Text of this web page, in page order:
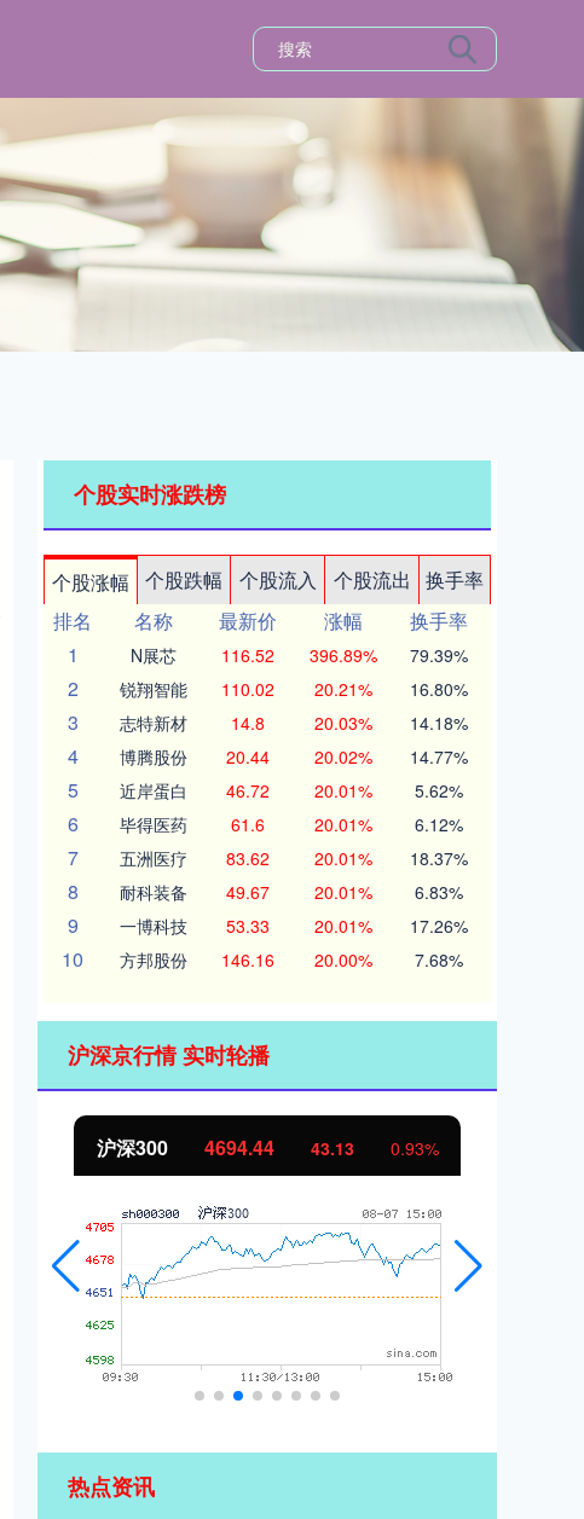
个股实时涨跌榜
个股涨幅 个股跌幅 个股流入 个股流出
换手率
排名
名称 最新价 涨幅
换手率
1
N展芯 116.52 396.89% 79.39%
2 锐翔智能 110.02 20.21% 16.80%
3 志特新材 14.8 20.03% 14.18%
4 博腾股份 20.44 20.02% 14.77%
5 近岸蛋白 46.72 20.01% 5.62%
6 毕得医药 61.6 20.01% 6.12%
7 五洲医疗 83.62 20.01% 18.37%
8 耐科装备 49.67 20.01% 6.83%
9 一博科技 53.33 20.01% 17.26%
10 方邦股份 146.16 20.00% 7.68%
沪深京行情 实时轮播
北证50 1134.24 11.37 1.01%
热点资讯